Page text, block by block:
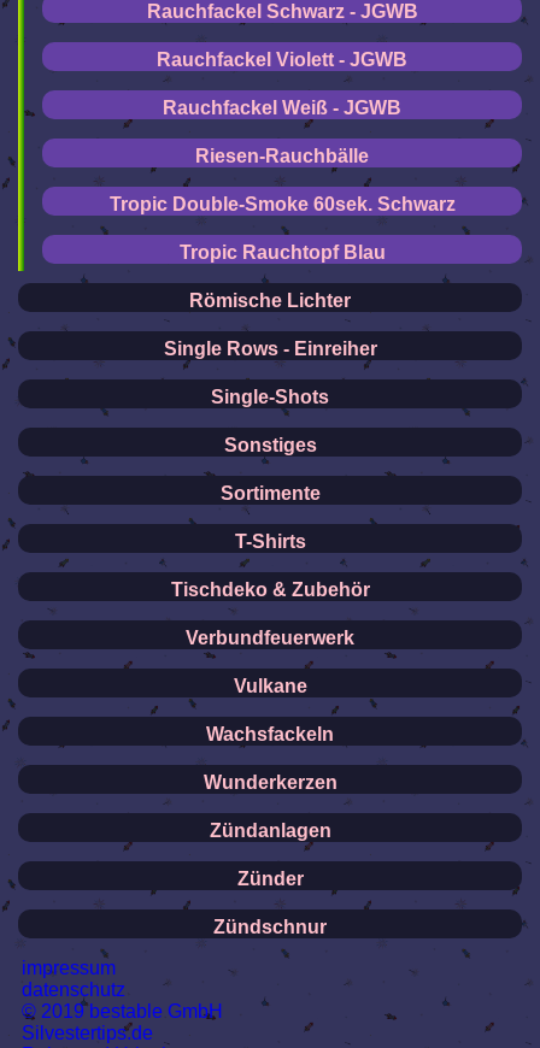
Rauchfackel Schwarz - JGWB
Rauchfackel Violett - JGWB
Rauchfackel Weiß - JGWB
Riesen-Rauchbälle
Tropic Double-Smoke 60sek. Schwarz
Tropic Rauchtopf Blau
Römische Lichter
Single Rows - Einreiher
Single-Shots
Sonstiges
Sortimente
T-Shirts
Tischdeko & Zubehör
Verbundfeuerwerk
Vulkane
Wachsfackeln
Wunderkerzen
Zündanlagen
Zünder
Zündschnur
impressum
datenschutz
© 2019 bestable GmbH
Silvestertips.de